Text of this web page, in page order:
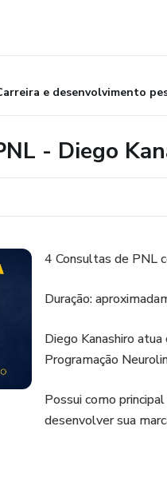
e desenvolvimento
- Diego
4 Consultas de PNL
Duração:
Diego Kanashiro
Programação
Possui como
desenvolver sua